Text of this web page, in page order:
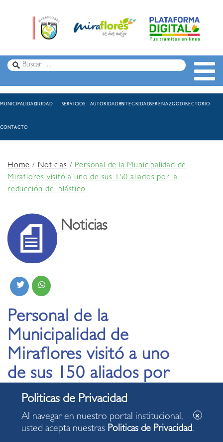
MUNICIPALIDADCIUDAD SERVICIOS AUTORIDADESINTEGRIDADSERENAZGODIRECTORIO
CONTACTO
Home/Noticias /Personal de la Municipalidad de
Miraflores visitó a uno de sus 150 aliados por la
reducción del plástico
Noticias
Personal de la
Municipalidad de
Miraflores visitó a uno
de sus 150 aliados por
la reducción del
plástico
Al navegar en nuestro portal institucional,
usted acepta nuestras Politicas de Privacidad.